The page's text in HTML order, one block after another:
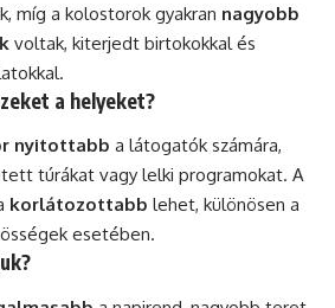
míg a kolostorok gyakran nagyobb
voltak, kiterjedt birtokokkal és
a helyeket?
nyitottabb a látogatók számára,
túrákat vagy lelki programokat. A
korlátozottabb lehet, különösen a
esetében.